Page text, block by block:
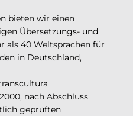
bieten wir einen
Übersetzungs- und
als 40 Weltsprachen für
in Deutschland,
nach Abschluss
geprüften